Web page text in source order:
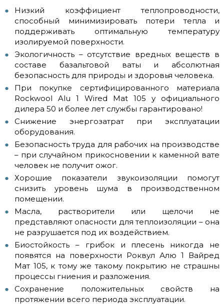
Низкий коэффициент теплопроводности,
способный минимизировать потери тепла и
поддерживать оптимальную температуру
изолируемой поверхности.
Экологичность – отсутствие вредных веществ в
составе базальтовой ваты и абсолютная
безопасность для природы и здоровья человека.
При покупке сертифицированного материала
Rockwool Alu 1 Wired Mat 105 у официального
дилера 50 и более лет службы гарантировано!
Снижение энергозатрат при эксплуатации
оборудования.
Безопасность труда для рабочих на производстве
– при случайном прикосновении к каменной вате
человек не получит ожог.
Хорошие показатели звукоизоляции помогут
снизить уровень шума в производственном
помещении.
Масла, растворители или щелочи не
представляют опасности для теплоизоляции – она
не разрушается под их воздействием.
Биостойкость – грибок и плесень никогда не
появятся на поверхности Роквул Алю 1 Вайред
Мат 105, к тому же такому покрытию не страшны
процессы гниения и разложения.
Сохранение положительных свойств на
протяжении всего периода эксплуатации.